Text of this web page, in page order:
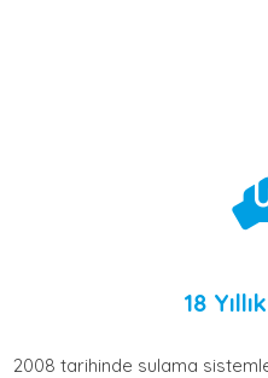
18
2008 tarihinde sulama